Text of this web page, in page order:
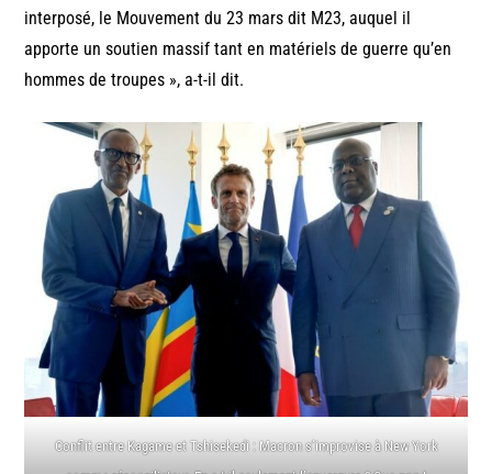
interposé, le Mouvement du 23 mars dit M23, auquel il
apporte un soutien massif tant en matériels de guerre qu’en
hommes de troupes », a-t-il dit.
Conflit entre Kagame et Tshisekedi : Macron s’improvise à New York